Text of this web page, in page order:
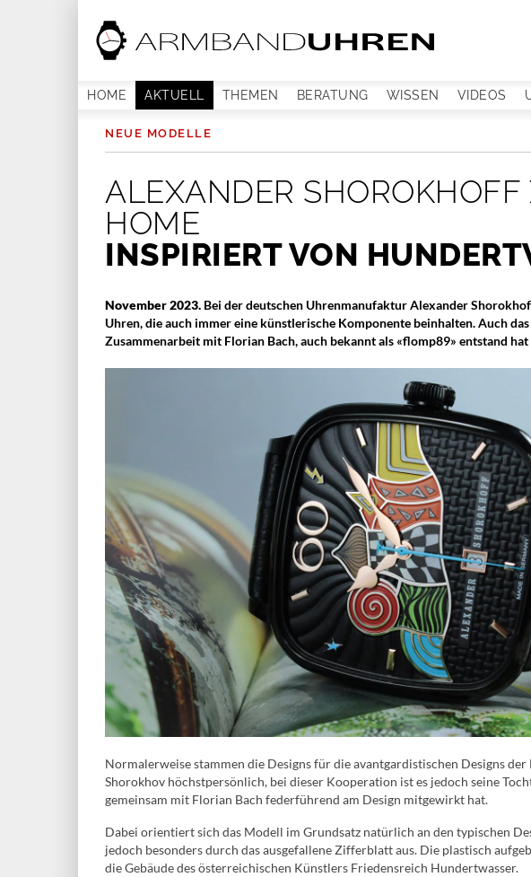
HOME AKTUELL THEMEN BERATUNG WISSEN VIDEOS
NEUE MODELLE
ALEXANDER
HOME
INSPIRIERT VON
November 2023. Bei der deutschen Uhrenmanufaktur Alexander
Uhren, die auch immer eine künstlerische Komponente beinhalten. Auch
Zusammenarbeit mit Florian Bach, auch bekannt als «flomp89» entstand
Normalerweise stammen die Designs für die avantgardistischen Designs
Shorokhov höchstpersönlich, bei dieser Kooperation ist es jedoch seine
gemeinsam mit Florian Bach federführend am Design mitgewirkt hat.
Dabei orientiert sich das Modell im Grundsatz natürlich an den typischen
jedoch besonders durch das ausgefallene Zifferblatt aus. Die plastisch
die Gebäude des österreichischen Künstlers Friedensreich Hundertwasser.